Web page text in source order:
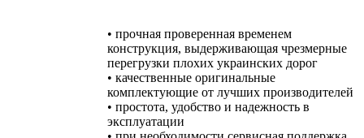
• прочная проверенная временем
конструкция, выдерживающая чрезмерные
перегрузки плохих украинских дорог
• качественные оригинальные
комплектующие от лучших производителей
• простота, удобство и надежность в
эксплуатации